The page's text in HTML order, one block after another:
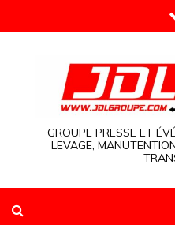
to
GROUPE PRESSE ET
LEVAGE,